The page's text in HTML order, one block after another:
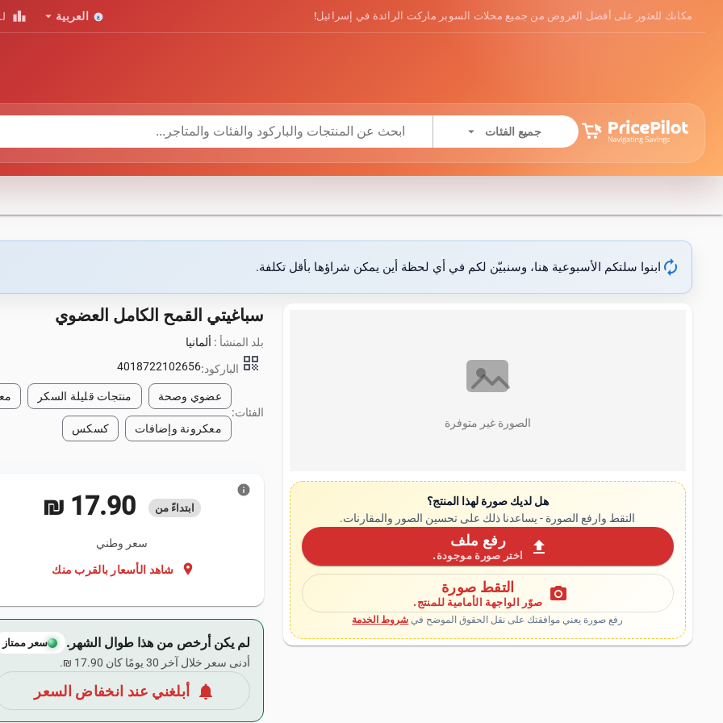
مكانك للعثور على أفضل العروض من جميع محلات السوبر ماركت الرائدة في إسرائيل! العربية arrow_drop_down
leaderboard
جميع الفئات arrow_drop_down
autorenew ابنوا سلتكم الأسبوعية هنا، وسنبيّن لكم في أي لحظة أين يمكن شراؤها بأقل تكلفة.
الصورة غير متوفرة
هل لديك صورة لهذا المنتج؟
التقط وارفع الصورة - يساعدنا ذلك على تحسين الصور والمقارنات.
upload رفع ملف
اختر صورة موجودة.
photo_camera التقط صورة
صوّر الواجهة الأمامية للمنتج.
رفع صورة يعني موافقتك على نقل الحقوق الموضح في شروط الخدمة
سباغيتي القمح الكامل العضوي
بلد المنشأ : ألمانيا
qr_code الباركود:4018722102656
الفئات:
عضوي وصحة منتجات قليلة السكر
معكرونة وإضافات كسكس
ابتداءً من ‏17.90 ₪
سعر وطني
location_on شاهد الأسعار بالقرب منك
info
لم يكن أرخص من هذا طوال الشهر. سعر ممتاز
أدنى سعر خلال آخر 30 يومًا كان ‏17.90 ₪.
notifications أبلغني عند انخفاض السعر